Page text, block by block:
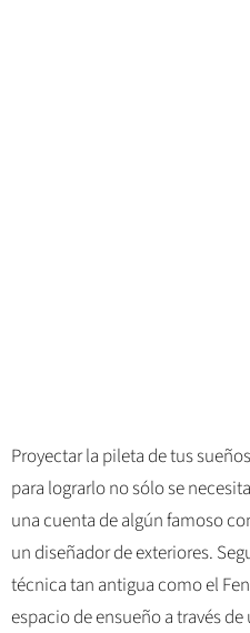
Proyectar la pileta de tus
para lograrlo no sólo se
una cuenta de algún famoso
un diseñador de exteriores.
técnica tan antigua como el
espacio de ensueño a través